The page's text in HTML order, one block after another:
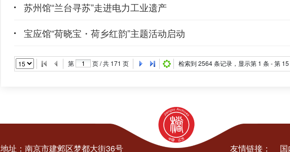
苏州馆“兰台寻苏”走进电力工业遗产
宝应馆“荷晓宝・荷乡红韵”主题活动启动
第 页 / 共 171 页 检索到2564条记录，显示第 1 条 - 第 15
地址：南京市建邺区梦都大街36号 友情链接：